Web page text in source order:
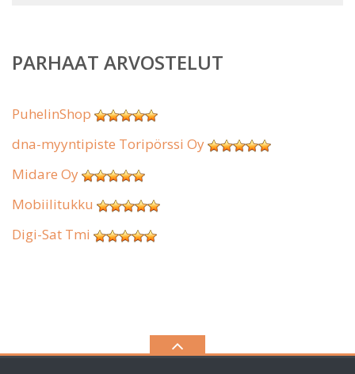
PARHAAT ARVOSTELUT
PuhelinShop
dna-myyntipiste Toripörssi Oy
Midare Oy
Mobiilitukku
Digi-Sat Tmi